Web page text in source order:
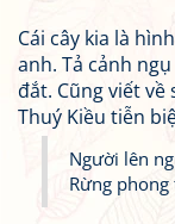
Cái cây kia là
anh. Tả cảnh
đắt. Cũng viết về
Thuý Kiều tiễn
Người lên
Rừng